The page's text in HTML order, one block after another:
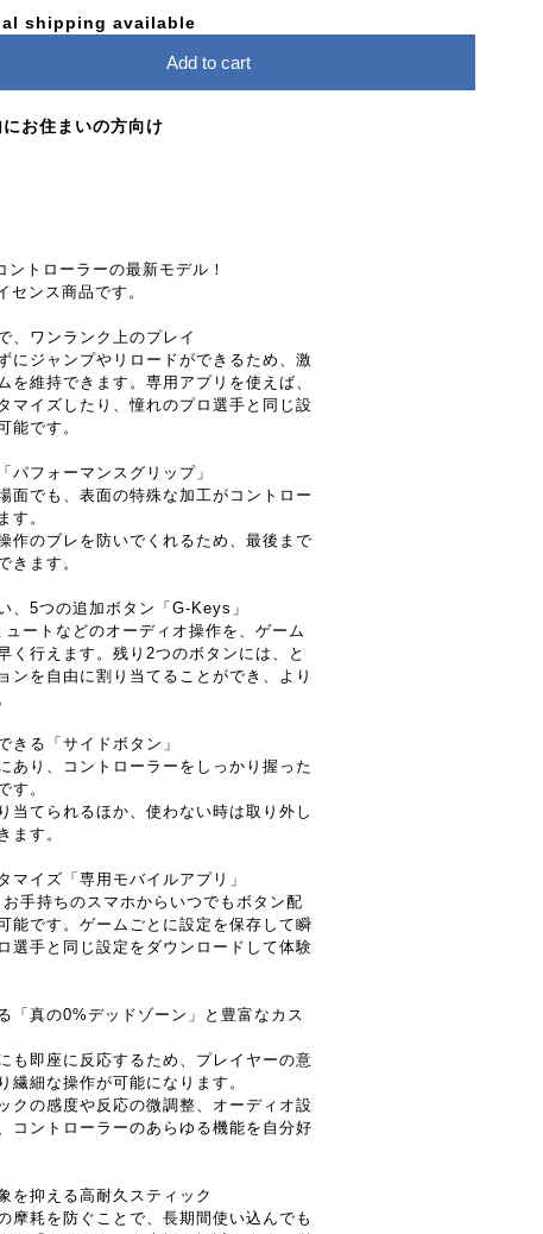
shipping available
Add to cart
にお住まいの方向け
トローラーの最新モデル！
ンス商品です。
、ワンランク上のプレイ
にジャンプやリロードができるため、激
を維持できます。専用アプリを使えば、
マイズしたり、憧れのプロ選手と同じ設
能です。
パフォーマンスグリップ」
面でも、表面の特殊な加工がコントロー
す。
作のブレを防いでくれるため、最後まで
きます。
、5つの追加ボタン「G-Keys」
ートなどのオーディオ操作を、ゲーム
く行えます。残り2つのボタンには、と
ンを自由に割り当てることができ、より
きる「サイドボタン」
あり、コントローラーをしっかり握った
す。
当てられるほか、使わない時は取り外し
ます。
マイズ「専用モバイルアプリ」
手持ちのスマホからいつでもボタン配
能です。ゲームごとに設定を保存して瞬
選手と同じ設定をダウンロードして体験
「真の0%デッドゾーン」と豊富なカス
も即座に反応するため、プレイヤーの意
繊細な操作が可能になります。
クの感度や反応の微調整、オーディオ設
コントローラーのあらゆる機能を自分好
を抑える高耐久スティック
摩耗を防ぐことで、長期間使い込んでも